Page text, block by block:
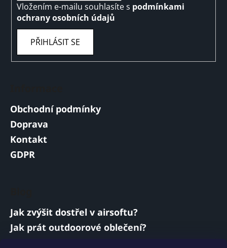
Vložením e-mailu souhlasíte s podmínkami
ochrany osobních údajů
PŘIHLÁSIT SE
Obchodní podmínky
Doprava
Kontakt
GDPR
Jak zvýšit dostřel v airsoftu?
Jak prát outdoorové oblečení?